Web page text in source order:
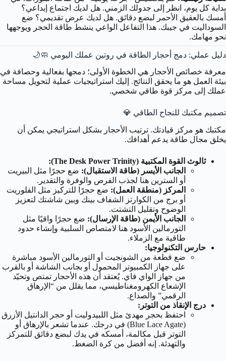
بداية كل يوم، انظر إلى جدولك الزمني. هل لديك اجتماع إبداعي؟
أمسك بالعقيق الأحمر لبضع دقائق. هل لديك عرض تقديمي؟ ضع
السوداليت في جيبك. هذا التفاعل الواعي ينشط طاقة الحجر ويوجهها
نحو مهامك.
دليل عملي: دمج أحجار الطاقة في روتين عملك اليومي 🧼🌙
معرفة خصائص الأحجار هي الخطوة الأولى؛ دمجها بفعالية وحصافة في
بيئة العمل هو ما يحقق النتائج. إليك استراتيجيات عملية لتحويل مساحة
عملك إلى مركز قوة طاقي شخصي.
تصميم مكتبك للنجاح الطاقي 💎
مكتبك هو مركز قيادتك. ترتيب الأحجار بشكل استراتيجي يمكن أن
يخلق مجال طاقة يدعم أهدافك.
ثالوث القوة المكتبية (The Desk Power Trinity):
الجانب الأيسر (طاقة الاستقبال): ضع حجرًا مثل البيريت
أو السترين هنا لجذب الفرص والوفرة والتقدير.
المركز (منطقة العمل): ضع حجرًا للتركيز مثل الفلوريت
أو برج من الكوارتز الشفاف بينك وبين شاشتك لتعزيز
الوضوح وتقليل التشتت.
الجانب الأيمن (طاقة الإرسال): ضع حجرًا واقيًا مثل
التورمالين الأسود هنا لامتصاص السلبية وإنشاء حدود
طاقية مع الزملاء.
حارس التكنولوجيا:
ضع قطعة من الشونجيت أو التورمالين الأسود مباشرة
على جهاز الكمبيوتر المحمول أو بجانب الشاشة أو بالقرب
من جهاز الواي فاي. يُعتقد أن هذه الأحجار تمتص وتحيّد
الإشعاع الكهرومغناطيسي، مما يقلل من “الإرهاق
الرقمي” والصداع.
درج الإنقاذ من التوتر:
احتفظ بحجر مهدئ مثل اللبيدوليت أو حجر الدانتيل الأزرق
(Blue Lace Agate) في درجك. عندما تشعر بالإرهاق أو
التوتر قبل مكالمة، أمسكه في يدك لبضع دقائق للتمركز
والتهدئة. إنه أفضل من كرة الضغط.